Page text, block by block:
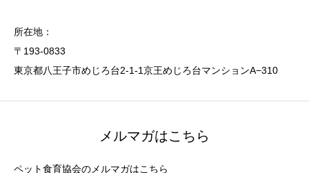
所在地：
〒193-0833
東京都八王子市めじろ台2-1-1京王めじろ台マンションA−310
メルマガはこちら
ペット食育協会のメルマガはこちら